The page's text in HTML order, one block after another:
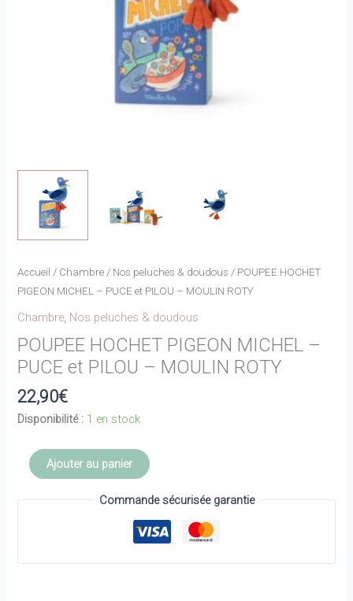
Accueil / Chambre / Nos peluches & doudous / POUPEE HOCHET
PIGEON MICHEL – PUCE et PILOU – MOULIN ROTY
Chambre, Nos peluches & doudous
POUPEE HOCHET PIGEON MICHEL –
PUCE et PILOU – MOULIN ROTY
22,90€
Disponibilité : 1 en stock
quantitéAjouter au panier
Commande sécurisée garantie